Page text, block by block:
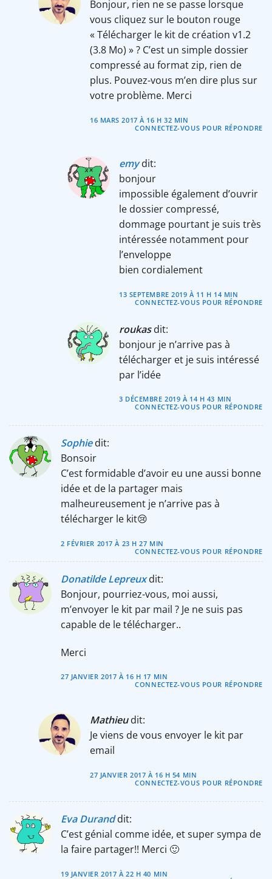
Bonjour, rien ne se passe lorsque
vous cliquez sur le bouton rouge
« Télécharger le kit de création v1.2
(3.8 Mo) » ? C’est un simple dossier
compressé au format zip, rien de
plus. Pouvez-vous m’en dire plus sur
votre problème. Merci
16 MARS 2017 À 16 H 32 MIN
CONNECTEZ-VOUS POUR RÉPONDRE
emy dit:
bonjour
impossible également d’ouvrir
le dossier compressé,
dommage pourtant je suis très
intéressée notamment pour
l’enveloppe
bien cordialement
13 SEPTEMBRE 2019 À 11 H 14 MIN
CONNECTEZ-VOUS POUR RÉPONDRE
roukas dit:
bonjour je n’arrive pas à
télécharger et je suis intéressé
par l’idée
3 DÉCEMBRE 2019 À 14 H 43 MIN
CONNECTEZ-VOUS POUR RÉPONDRE
Sophie dit:
Bonsoir
C’est formidable d’avoir eu une aussi bonne
idée et de la partager mais
malheureusement je n’arrive pas à
télécharger le kit😢
2 FÉVRIER 2017 À 23 H 27 MIN
CONNECTEZ-VOUS POUR RÉPONDRE
Donatilde Lepreux dit:
Bonjour, pourriez-vous, moi aussi,
m’envoyer le kit par mail ? Je ne suis pas
capable de le télécharger..
Merci
27 JANVIER 2017 À 16 H 17 MIN
CONNECTEZ-VOUS POUR RÉPONDRE
Mathieu dit:
Je viens de vous envoyer le kit par
email
27 JANVIER 2017 À 16 H 54 MIN
CONNECTEZ-VOUS POUR RÉPONDRE
Eva Durand dit:
C’est génial comme idée, et super sympa de
la faire partager!! Merci 🙂
19 JANVIER 2017 À 22 H 40 MIN